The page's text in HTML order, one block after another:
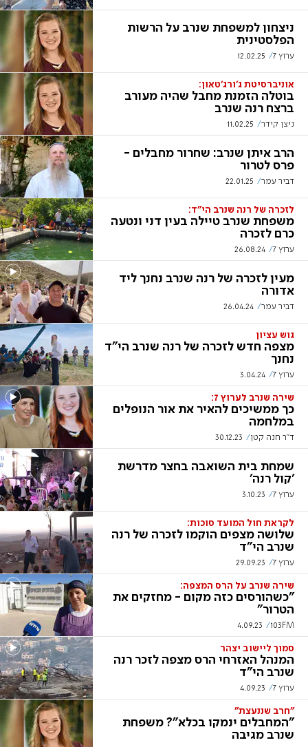
ניצחון למשפחת שנרב על הרשות
הפלסטינית
ערוץ 7 12.02.25
אוניברסיטת ג'ורג'טאון:
בוטלה הזמנת מחבל שהיה מעורב
ברצח רנה שנרב
ניצן קידר 11.02.25
הרב איתן שנרב: שחרור מחבלים -
פרס לטרור
דביר עמר 22.01.25
לזכרה של רנה שנרב הי"ד:
משפחת שנרב טיילה בעין דני ונטעה
כרם לזכרה
ערוץ 7 26.08.24
מעין לזכרה של רנה שנרב נחנך ליד
אדורה
דביר עמר 26.04.24
גוש עציון
מצפה חדש לזכרה של רנה שנרב הי"ד
נחנך
ערוץ 7 3.04.24
שירה שנרב לערוץ 7:
כך ממשיכים להאיר את אור הנופלים
במלחמה
ד"ר חנה קטן 30.12.23
שמחת בית השואבה בחצר מדרשת
'קול רנה'
ערוץ 7 3.10.23
לקראת חול המועד סוכות:
שלושה מצפים הוקמו לזכרה של רנה
שנרב הי"ד
ערוץ 7 29.09.23
שירה שנרב על הרס המצפה:
"כשהורסים כזה מקום - מחזקים את
הטרור"
103FM
4.09.23
סמוך ליישוב יצהר
המנהל האזרחי הרס מצפה לזכר רנה
שנרב הי"ד
ערוץ 7 4.09.23
"חרב שננעצת"
"המחבלים ינמקו בכלא"? משפחת
שנרב מגיבה